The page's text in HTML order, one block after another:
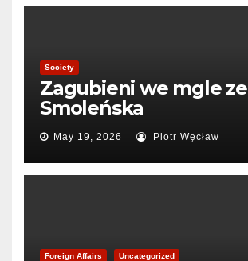
Society
Zagubieni we mgle ze
Smoleńska
May 19, 2026 Piotr Węcław
Foreign Affairs Uncategorized